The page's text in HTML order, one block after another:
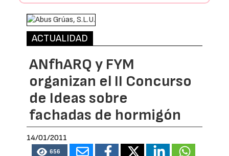
ACTUALIDAD
ANfhARQ y FYM
organizan el II Concurso
de Ideas sobre
fachadas de hormigón
14/01/2011
656